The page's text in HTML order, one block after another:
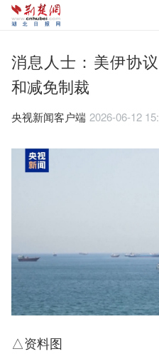
消息人士：美伊协
和减免制裁
央视新闻客户端 2026-06-12
△资料图